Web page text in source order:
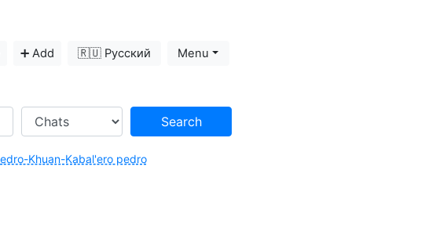
➕ Add 🇷🇺 Русский Menu
Search
Khuan-Kabal'ero pedro